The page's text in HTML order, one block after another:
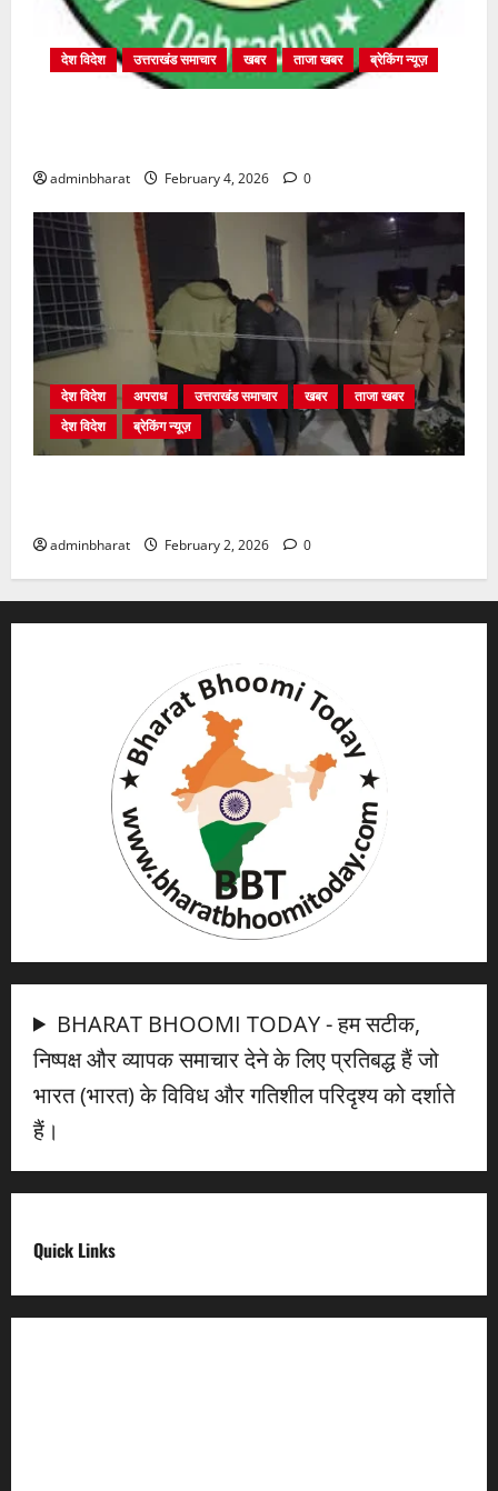
देश विदेश उत्तराखंड समाचार खबर ताजा खबर ब्रेकिंग न्यूज़
adminbharat February 4, 2026 0
देश विदेश अपराध उत्तराखंड समाचार खबर
ताजा खबर
देश विदेश
ब्रेकिंग न्यूज़
adminbharat February 2, 2026 0
BHARAT BHOOMI TODAY - हम सटीक,
निष्पक्ष और व्यापक समाचार देने के लिए प्रतिबद्ध हैं जो
भारत (भारत) के विविध और गतिशील परिदृश्य को दर्शाते
हैं।
Quick Links